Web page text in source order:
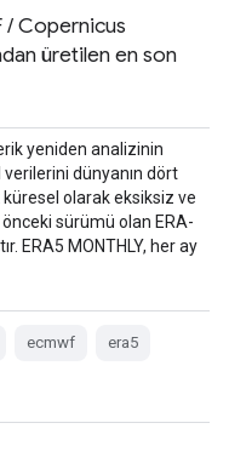
/ Copernicus
üretilen en son
yeniden analizinin
dünyanın dört
olarak eksiksiz ve
sürümü olan ERA-
ERA5 MONTHLY, her ay
ecmwf era5